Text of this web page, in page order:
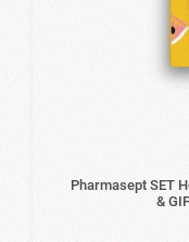
Pharmasept SET
&